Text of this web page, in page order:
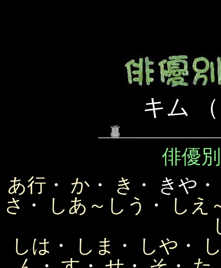
キム
俳優
あ行 ・ か ・ き ・ きや
さ ・ しあ～しう ・
しえ
しは ・ しま ・ しや ・